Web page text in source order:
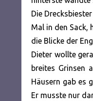
Die
Mal in den Sack,
die Blicke der
Dieter wollte
breites Grinsen
Häusern gab es
Er musste nur